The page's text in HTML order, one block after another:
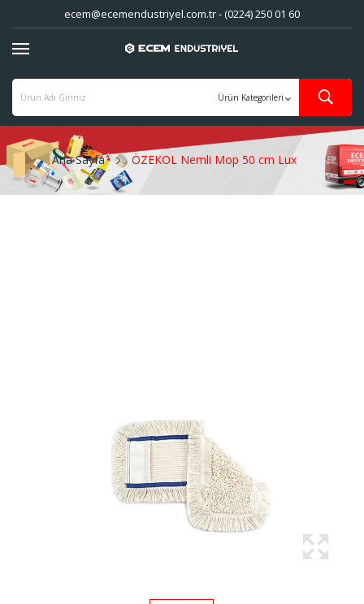
ecem@ecemendustriyel.com.tr - (0224) 250 01 60
Ana Sayfa ÖZEKOL Nemli Mop 50 cm Lux